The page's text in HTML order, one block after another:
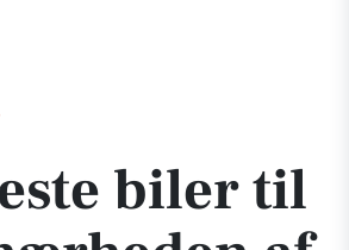
i nærheden af Faaborg-Midtfyn Kommune
biler til